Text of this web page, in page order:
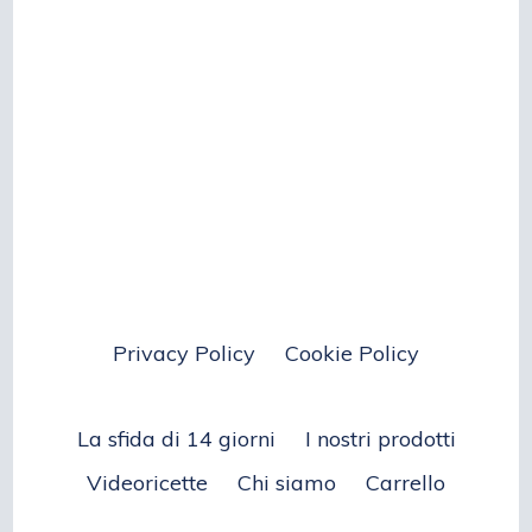
Privacy Policy Cookie Policy
La sfida di 14 giorni
I nostri prodotti
Videoricette
Chi siamo Carrello